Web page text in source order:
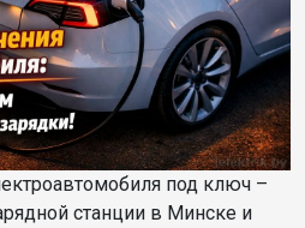
под ключ –
станции в Минске и